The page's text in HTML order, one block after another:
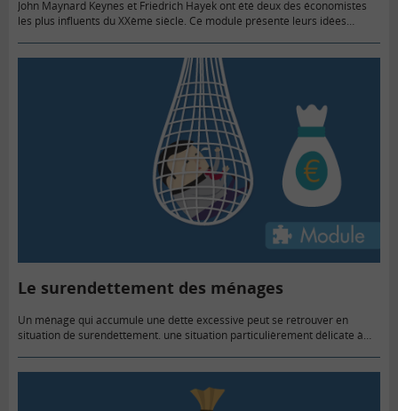
John Maynard Keynes et Friedrich Hayek ont été deux des économistes
les plus influents du XXème siècle. Ce module présente leurs idées
Le surendettement des ménages
Un ménage qui accumule une dette excessive peut se retrouver en
situation de surendettement. une situation particulièrement délicate à